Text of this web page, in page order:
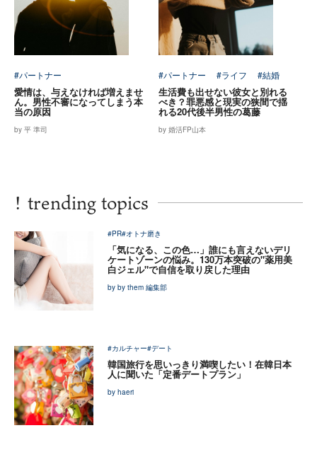
#パートナー
愛情は、与えなければ増えませ
ん。男性不審になってしまう本
当の原因
by 平 準司
#パートナー #ライフ #結婚
生活費も出せない彼女と別れる
べき？罪悪感と現実の狭間で揺
れる20代後半男性の葛藤
by 婚活FP山本
! trending topics
#PR#オトナ磨き
「気になる、この色…」誰にも言えないデリ
ケートゾーンの悩み。130万本突破の"薬用美
白ジェル"で自信を取り戻した理由
by by them 編集部
#カルチャー#デート
韓国旅行を思いっきり満喫したい！在韓日本
人に聞いた「定番デートプラン」
by haeri